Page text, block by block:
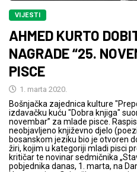
VIJESTI
AHMED KURTO
NAGRADE “25.
PISCE
1. marta 2020.
Bošnjačka zajednica kulture
izdavačku kuću "Dobra knjiga"
novembar” za mlade pisce.
neobjavljeno književno djelo
bosanskom jeziku bio je otvoren
žiri, kojim u kategoriji mladi pisci
kritičar te novinar sedmičnika
pobjednika danas, 1. marta, na